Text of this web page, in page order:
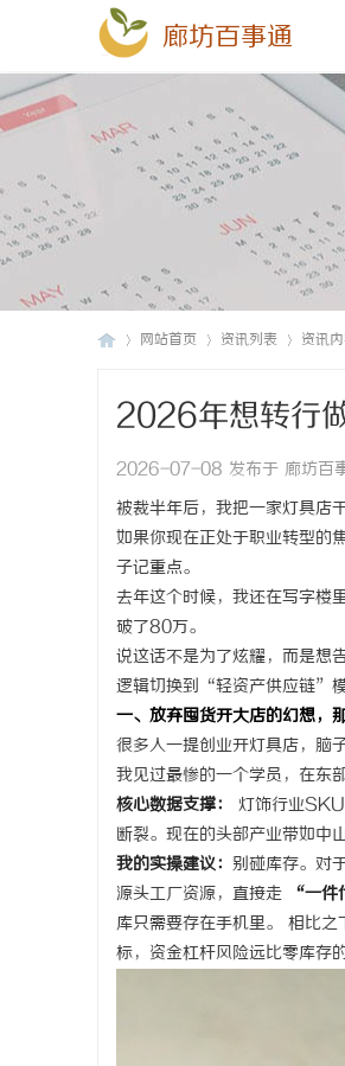
廊坊百事通
网站首页 资讯列表 资讯
2026年想转行
2026-07-08 发布于 廊坊百
被裁半年后，我把一家灯具店
如果你现在正处于职业转型的
子记重点。
去年这个时候，我还在写字
破了80万。
说这话不是为了炫耀，而是想
逻辑切换到“轻资产供应链”模
一、放弃囤货开大店的幻想，
很多人一提创业开灯具店，脑
我见过最惨的一个学员，在东
核心数据支撑：
灯饰行业SKU
断裂。现在的头部产业带如中
我的实操建议： 别碰库存。对
源头工厂资源，直接走
“一
库只需要存在手机里。 相比
标，资金杠杆风险远比零库存